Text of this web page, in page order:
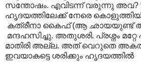
സന്തോഷം. എവിടന്ന് വരുന്നു അവ?
ഹൃദയത്തിലേക്ക് നേരെ
കത്രീനാ കൈഫ് (ആ ഛായയുണ്ട്
മന്ദഹസിച്ചു. അതുശരി. പ്രശ്നം
മാതിരി അല്ല. അത് വെറുതെ
ഇവയാകട്ടെ ശരിക്കും ഹൃദയത്തിൽ